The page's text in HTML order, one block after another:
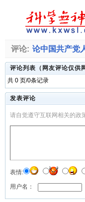
评论: 论中国共产党
评论列表（网友评论仅供
共 0 页/0条记录
发表评论
请自觉遵守互联网相关的政
表情:
用户名：